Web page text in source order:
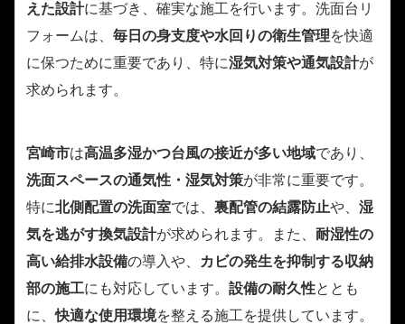
えた設計に基づき、確実な施工を行います。洗面台リ
フォームは、 毎日の身支度や水回りの衛生管理を快適
に保つために重要であり、特に湿気対策や通気設計が
求められます。
宮崎市は高温多湿かつ台風の接近が多い地域であり、
洗面スペースの通気性・湿気対策が非常に重要です。
特に北側配置の洗面室では、 裏配管の結露防止や、 湿
気を逃がす換気設計が求められます。また、 耐湿性の
高い給排水設備の導入や、
カビの発生を抑制する収納
部の施工にも対応しています。 設備の耐久性ととも
に、快適な使用環境を整える施工を提供しています。